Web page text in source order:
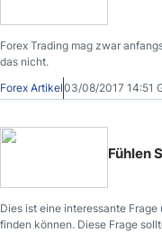
Forex Trading mag zwar
das nicht.
Forex Artikel03/08/2017 14:51
Fühlen
Dies ist eine interessante
finden können. Diese Frage